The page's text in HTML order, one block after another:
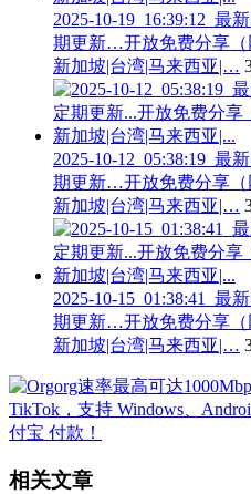
2025-10-19_16:39:12_
期更新…开放免费分享（
新加坡|台湾|马来西亚|…
2025-10-12_05:38:19_
期更新…开放免费分享（
新加坡|台湾|马来西亚|…
2025-10-15_01:38:41_
期更新…开放免费分享（
新加坡|台湾|马来西亚|…
相关文章